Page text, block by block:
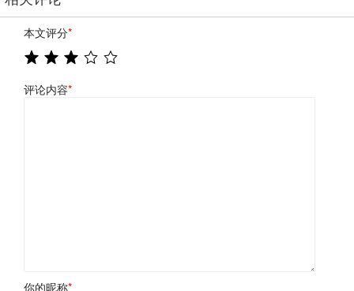
本文评分*
评论内容*
你的昵称*